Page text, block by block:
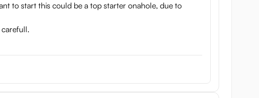
to start this could be a top starter onahole, due to
carefull.